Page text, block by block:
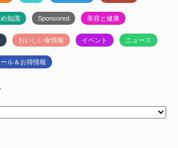
知識 Sponsored 美容と健康
おいしい食情報 イベント ニュース
ル＆お得情報